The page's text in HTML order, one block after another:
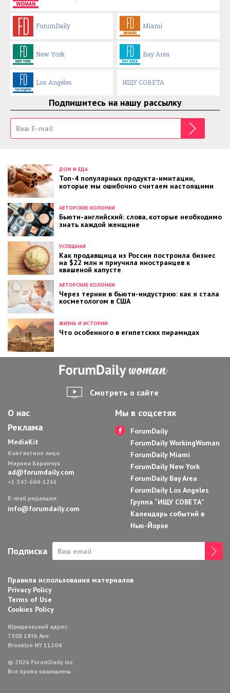
ForumDaily Miami
New York Bay Area
Los Angeles ИЩУ СОВЕТА
Подпишитесь на нашу рассылку
ДОМ И ЕДА
Топ-4 популярных продукта-имитации,
которые мы ошибочно считаем настоящими
АВТОРСКИЕ КОЛОНКИ
Бьюти-английский: слова, которые необходимо
знать каждой женщине
АВТОРСКИЕ КОЛОНКИ
Через тернии в бьюти-индустрию: как я стала
косметологом в США
УСПЕШНАЯ
Как продавщица из России построила бизнес
на $22 млн и приучила иностранцев к
квашеной капусте
ЖИЗНЬ И ИСТОРИИ
Что особенного в египетских пирамидах
Смотреть о сайте
О нас
Реклама
MediaKit
Контактное лицо:
Марина Баранчук
ad@forumdaily.com
+1 347-604-1261
E-mail редакции:
info@forumdaily.com
Мы в соцсетях
ForumDaily
ForumDaily WorkingWoman
ForumDaily Miami
ForumDaily New York
ForumDaily Bay Area
ForumDaily Los Angeles
Группа “ИЩУ СОВЕТА”
Календарь событий в
Нью-Йорке
Подписка
Правила использования материалов
Privacy Policy
Terms of Use
Cookies Policy
Юридический адрес:
7308 18th Ave
Brooklyn NY 11204
© 2026 ForumDaily inc.
Все права защищены.